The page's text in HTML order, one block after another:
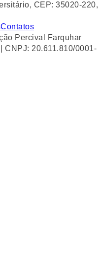
CEP: 35020-220,
Contatos
Percival Farquhar
CNPJ: 20.611.810/0001-